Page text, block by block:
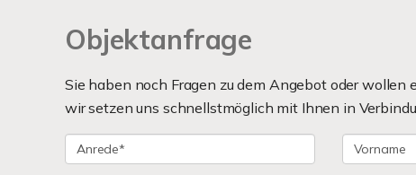
Objektanfrage
Sie haben noch Fragen zu dem Angebot oder
wir setzen uns schnellstmöglich mit Ihnen in